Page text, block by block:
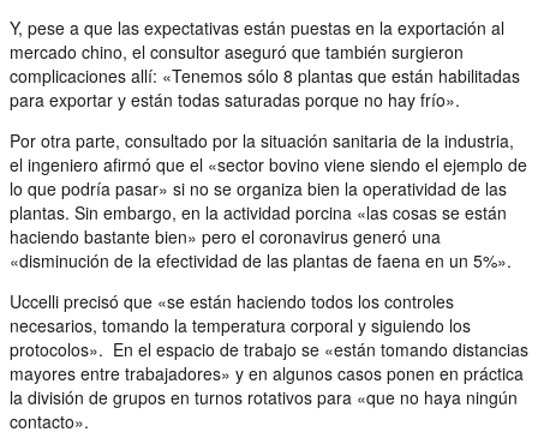
Y, pese a que las expectativas están puestas en la exportación al
mercado chino, el consultor aseguró que también surgieron
complicaciones allí: «Tenemos sólo 8 plantas que están habilitadas
para exportar y están todas saturadas porque no hay frío».
Por otra parte, consultado por la situación sanitaria de la industria,
el ingeniero afirmó que el «sector bovino viene siendo el ejemplo de
lo que podría pasar» si no se organiza bien la operatividad de las
plantas. Sin embargo, en la actividad porcina «las cosas se están
haciendo bastante bien» pero el coronavirus generó una
«disminución de la efectividad de las plantas de faena en un 5%».
Uccelli precisó que «se están haciendo todos los controles
necesarios, tomando la temperatura corporal y siguiendo los
protocolos». En el espacio de trabajo se «están tomando distancias
mayores entre trabajadores» y en algunos casos ponen en práctica
la división de grupos en turnos rotativos para «que no haya ningún
contacto».